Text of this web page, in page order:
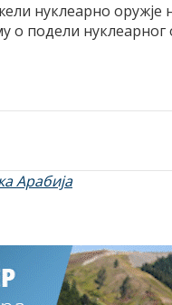
нуклеарно
о подели нуклеарног
Арабија